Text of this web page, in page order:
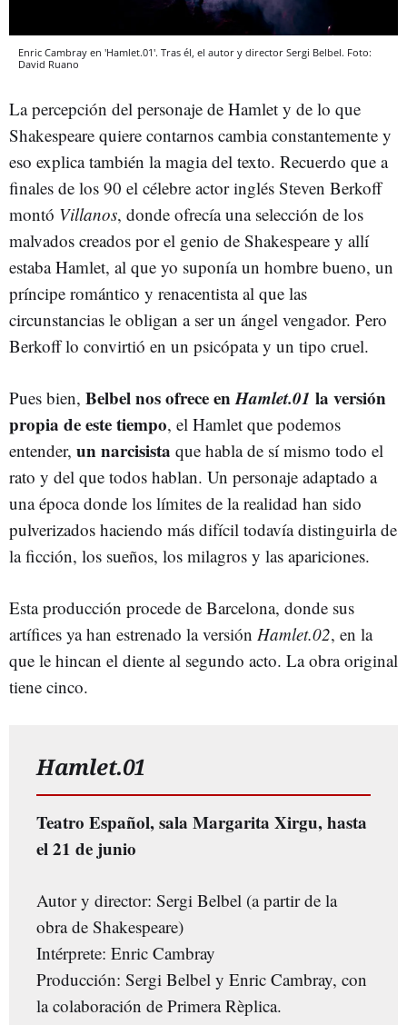
Enric Cambray en 'Hamlet.01'. Tras él, el autor y director Sergi Belbel. Foto:
David Ruano
La percepción del personaje de Hamlet y de lo que
Shakespeare quiere contarnos cambia constantemente y
eso explica también la magia del texto. Recuerdo que a
finales de los 90 el célebre actor inglés Steven Berkoff
montó Villanos, donde ofrecía una selección de los
malvados creados por el genio de Shakespeare y allí
estaba Hamlet, al que yo suponía un hombre bueno, un
príncipe romántico y renacentista al que las
circunstancias le obligan a ser un ángel vengador. Pero
Berkoff lo convirtió en un psicópata y un tipo cruel.
Pues bien, Belbel nos ofrece enHamlet.01 la versión
propia de este tiempo, el Hamlet que podemos
entender, un narcisista que habla de sí mismo todo el
rato y del que todos hablan. Un personaje adaptado a
una época donde los límites de la realidad han sido
pulverizados haciendo más difícil todavía distinguirla de
la ficción, los sueños, los milagros y las apariciones.
Esta producción procede de Barcelona, donde sus
artífices ya han estrenado la versión Hamlet.02, en la
que le hincan el diente al segundo acto. La obra original
tiene cinco.
Hamlet.01
Teatro Español, sala Margarita Xirgu, hasta
el 21 de junio
Autor y director: Sergi Belbel (a partir de la
obra de Shakespeare)
Intérprete: Enric Cambray
Producción: Sergi Belbel y Enric Cambray, con
la colaboración de Primera Rèplica.